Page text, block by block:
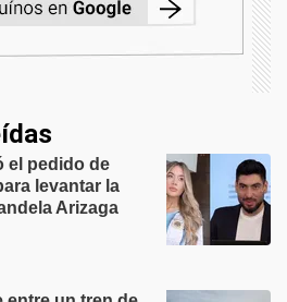
el pedido de
levantar la
Arizaga